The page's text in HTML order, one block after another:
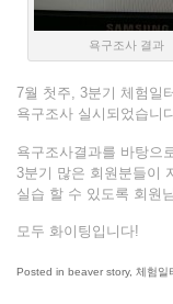
욕구조사 결과
7월 첫주, 3분기 체험일
욕구조사 실시되었습니
욕구조사결과를 바탕으
3분기 많은 회원분들이
실습 할 수 있도록 회원
모두 화이팅입니다!
Posted in beaver story, 체험일